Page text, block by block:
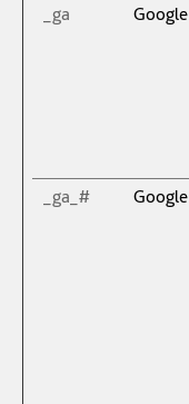
_ga Google
_ga_# Google